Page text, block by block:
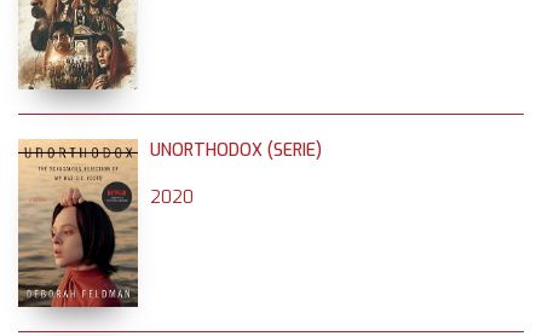
UNORTHODOX (SERIE)
2020